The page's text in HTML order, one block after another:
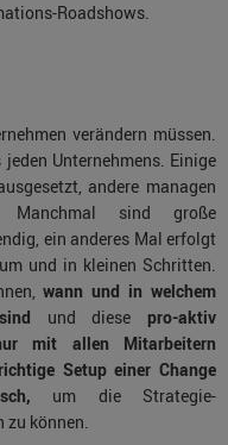
Roadshows.
verändern müssen.
Unternehmens. Einige
andere managen
sind große
ein anderes Mal erfolgt
und in kleinen Schritten.
wann und in welchem
und diese pro-aktiv
mit allen Mitarbeitern
Setup einer Change
um die Strategie-
können.